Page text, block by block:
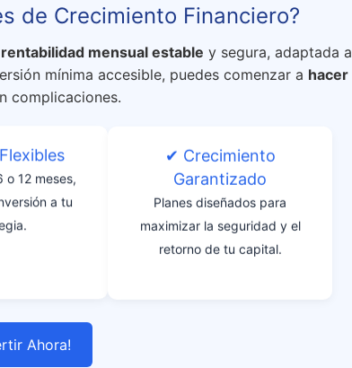
de Crecimiento Financiero?
rentabilidad mensual estable y segura, adaptada a
mínima accesible, puedes comenzar a hacer
complicaciones.
12 meses,
a tu
✔ Crecimiento
Garantizado
Planes diseñados para
maximizar la seguridad y el
retorno de tu capital.
Ahora!